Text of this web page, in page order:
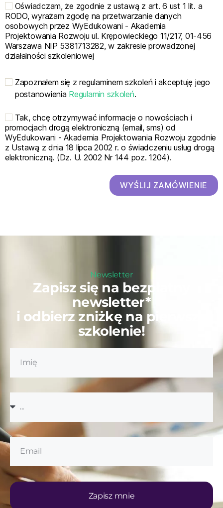
Oświadczam, że zgodnie z ustawą z art. 6 ust 1 lit. a
RODO, wyrażam zgodę na przetwarzanie danych
osobowych przez WyEdukowani - Akademia
Projektowania Rozwoju ul. Krępowieckiego 11/217, 01-456
Warszawa NIP 5381713282, w zakresie prowadzonej
działalności szkoleniowej
Zapoznałem się z regulaminem szkoleń i akceptuję jego
postanowienia Regulamin szkoleń.
Tak, chcę otrzymywać informacje o nowościach i
promocjach drogą elektroniczną (email, sms) od
WyEdukowani - Akademia Projektowania Rozwoju zgodnie
z Ustawą z dnia 18 lipca 2002 r. o świadczeniu usług drogą
elektroniczną. (Dz. U. 2002 Nr 144 poz. 1204).
WYŚLIJ ZAMÓWIENIE
Newsletter
Zapisz się na bezpłatny
newsletter*
i odbierz zniżkę na pierwsze
szkolenie!
Zapisz mnie